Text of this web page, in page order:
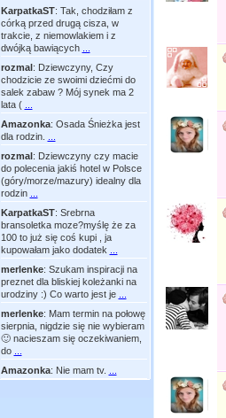
KarpatkaST: Tak, chodziłam z
córką przed drugą cisza, w
trakcie, z niemowlakiem i z
dwójką bawiących
rozmal: Dziewczyny, Czy
chodzicie ze swoimi dziećmi do
salek zabaw ? Mój synek ma 2
lata (
Amazonka: Osada Śnieżka jest
dla rodzin.
rozmal: Dziewczyny czy macie
do polecenia jakiś hotel w Polsce
(góry/morze/mazury) idealny dla
rodzin
KarpatkaST: Srebrna
bransoletka moze?myślę że za
100 to już się coś kupi , ja
kupowałam jako dodatek
merlenke: Szukam inspiracji na
preznet dla bliskiej koleżanki na
urodziny :) Co warto jest je
merlenke: Mam termin na połowę
sierpnia, nigdzie się nie wybieram
🙂 nacieszam się oczekiwaniem,
do
Amazonka: Nie mam tv.